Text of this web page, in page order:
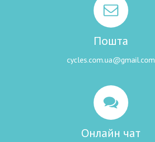
Пошта
cycles.com.ua@gmail.com
Онлайн чат